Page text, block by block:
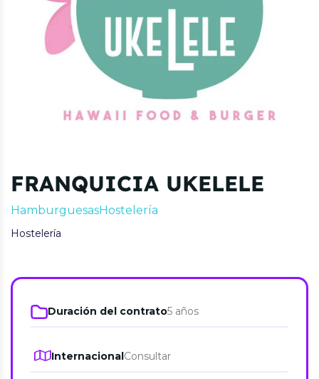
FRANQUICIA UKELELE
HamburguesasHostelería
Hostelería
Duración del contrato5 años
InternacionalConsultar